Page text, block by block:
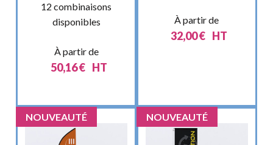
12 combinaisons
disponibles
À partir de
50,16€ HT
À partir de
32,00€ HT
NOUVEAUTÉ NOUVEAUTÉ